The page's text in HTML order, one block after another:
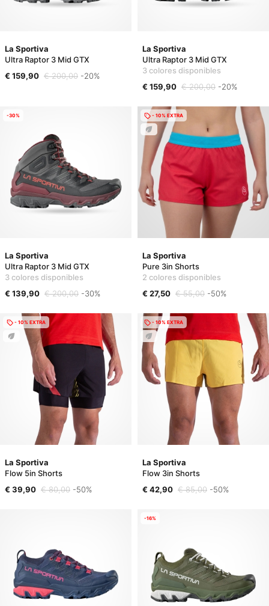
La Sportiva
Ultra Raptor 3 Mid GTX
€ 159,90 € 200,00 -20%
La Sportiva
Ultra Raptor 3 Mid GTX
3 colores disponibles
€ 159,90 € 200,00 -20%
La Sportiva
Ultra Raptor 3 Mid GTX
3 colores disponibles
€ 139,90 € 200,00 -30%
-30%
La Sportiva
Pure 3in Shorts
2 colores disponibles
€ 27,50 € 55,00 -50%
- 10% EXTRA
La Sportiva
Flow 5in Shorts
€ 39,90 € 80,00 -50%
- 10% EXTRA
La Sportiva
Flow 3in Shorts
€ 42,90 € 85,00 -50%
- 10% EXTRA
-16%